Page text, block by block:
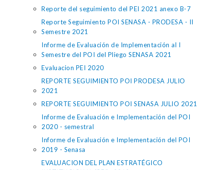
Reporte del seguimiento del PEI 2021 anexo B-7
Reporte Seguimiento POI SENASA - PRODESA - II
Semestre 2021
Informe de Evaluación de Implementación al I
Semestre del POI del Pliego SENASA 2021
Evaluacion PEI 2020
REPORTE SEGUIMIENTO POI PRODESA JULIO
2021
REPORTE SEGUIMIENTO POI SENASA JULIO 2021
Informe de Evaluación e Implementación del POI
2020 - semestral
Informe de Evaluación e Implementación del POI
2019 - Senasa
EVALUACION DEL PLAN ESTRATÉGICO